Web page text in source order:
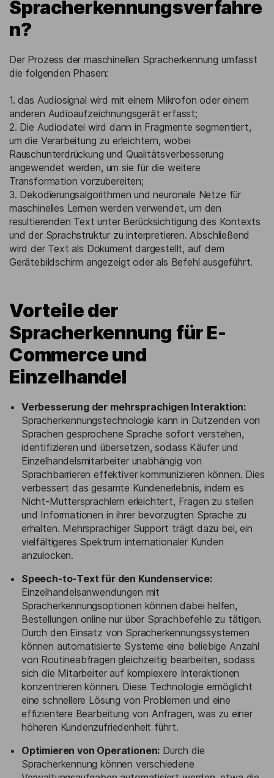
Spracherkennungsverfahre
n?
Der Prozess der maschinellen Spracherkennung umfasst
die folgenden Phasen:
1. das Audiosignal wird mit einem Mikrofon oder einem
anderen Audioaufzeichnungsgerät erfasst;
2. Die Audiodatei wird dann in Fragmente segmentiert,
um die Verarbeitung zu erleichtern, wobei
Rauschunterdrückung und Qualitätsverbesserung
angewendet werden, um sie für die weitere
Transformation vorzubereiten;
3. Dekodierungsalgorithmen und neuronale Netze für
maschinelles Lernen werden verwendet, um den
resultierenden Text unter Berücksichtigung des Kontexts
und der Sprachstruktur zu interpretieren. Abschließend
wird der Text als Dokument dargestellt, auf dem
Gerätebildschirm angezeigt oder als Befehl ausgeführt.
Vorteile der
Spracherkennung für E-
Commerce und
Einzelhandel
Verbesserung der mehrsprachigen Interaktion:
Spracherkennungstechnologie kann in Dutzenden von
Sprachen gesprochene Sprache sofort verstehen,
identifizieren und übersetzen, sodass Käufer und
Einzelhandelsmitarbeiter unabhängig von
Sprachbarrieren effektiver kommunizieren können. Dies
verbessert das gesamte Kundenerlebnis, indem es
Nicht-Muttersprachlern erleichtert, Fragen zu stellen
und Informationen in ihrer bevorzugten Sprache zu
erhalten. Mehrsprachiger Support trägt dazu bei, ein
vielfältigeres Spektrum internationaler Kunden
anzulocken.
Speech-to-Text für den Kundenservice:
Einzelhandelsanwendungen mit
Spracherkennungsoptionen können dabei helfen,
Bestellungen online nur über Sprachbefehle zu tätigen.
Durch den Einsatz von Spracherkennungssystemen
können automatisierte Systeme eine beliebige Anzahl
von Routineabfragen gleichzeitig bearbeiten, sodass
sich die Mitarbeiter auf komplexere Interaktionen
konzentrieren können. Diese Technologie ermöglicht
eine schnellere Lösung von Problemen und eine
effizientere Bearbeitung von Anfragen, was zu einer
höheren Kundenzufriedenheit führt.
Optimieren von Operationen: Durch die
Spracherkennung können verschiedene